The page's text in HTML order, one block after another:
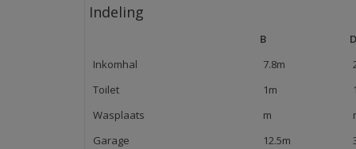
Indeling
B
D
Inkomhal
7.8m
Toilet
1m
Wasplaats
m
Garage
12.5m